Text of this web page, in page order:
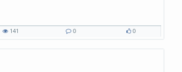
141
0
0